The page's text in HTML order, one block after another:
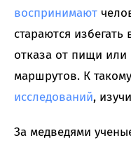
воспринимают
стараются
отказа от пищи
маршрутов. К
исследований,
За медведями